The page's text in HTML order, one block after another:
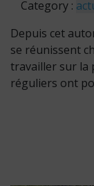
Category :
Depuis cet
se réunissent
travailler sur la
réguliers ont